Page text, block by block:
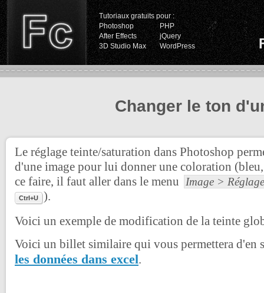
Tutoriaux gratuits pour :
Photoshop
PHP
After Effects
jQuery
3D Studio Max
WordPress
Changer le ton
Le réglage teinte/saturation dans Photoshop
d'une image pour lui donner une coloration
ce faire, il faut aller dans le menu
Image >
Ctrl+U
).
Voici un exemple de modification de la teinte
Voici un billet similaire qui vous permettera d'en
les données dans excel.